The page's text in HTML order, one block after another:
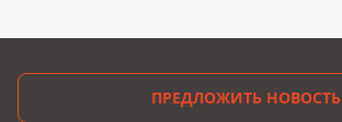
ПРЕДЛОЖИТЬ НОВОСТЬ